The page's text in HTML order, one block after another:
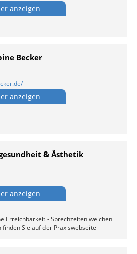
anzeigen
Becker
anzeigen
& Ästhetik
anzeigen
Erreichbarkeit - Sprechzeiten weichen
Sie auf der Praxiswebseite